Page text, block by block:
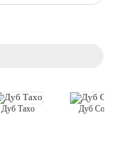
Дуб Тахо Дуб